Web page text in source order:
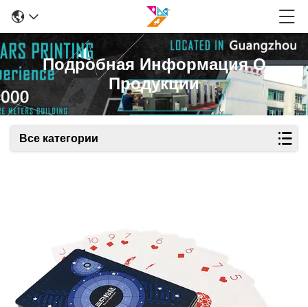
Подробная Информация О
Продукции
Все категории